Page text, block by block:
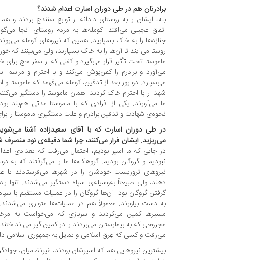
برادرتان هم در طی دوران اسارت اعدام شدند؟
بله، ایشان را به روستای دادانه از توابع سنندج بردند و
اتفاق عجیبی می‌افتد. کومله‌ها به مردم روستای آنجا
جنازه‌ها را به خاک بسپارید. همین که نیروهای کومله
روستا می‌آیند تا آن‌ها را به خاک بسپارند، ولی می‌بینند که
ماموستا تحت تأثیر قرار می‌گیرد و کفنی که از سفر حج
می‌آورد و برادرم را کفن‌پوش می‌کند و با احترام و مراسم
می‌سپارد. دو روز بعد از تدفین، کومله می‌فهمد که ماموستا و
شهدا را با احترام خاک کردند. همان ماموستا را دستگیر
ما می‌آورند. یکی از افرادی که با ماموستا مدتی هم‌بند
نحوه‌ی شهادت و تدفین برادرم و علت دستگیری ماموستا را
در طی دوران اسارت که با آقای سعیدزاده آشنا
می‌ریزید. ایشان فرار می‌کنند، چرا شما دقیقه‌ی نود
در جایی که ما اسیر بودیم، احتمال می‌رفت که تعدادی
نبودیم و گروگان بودیم. گروهک‌ها ما را می‌گرفتند که به
نیروهای تروریست خودشان را در شهرها می‌فرستادند تا
دهند، ولی طبیعتاً به‌وسیله‌ی سپاه دستگیر می‌شدند. تنها
گرفتن گروگان بود. آن‌ها گروگان‌ را در عملیات مستقیم با
به دست بیاورند. معمولاً هم در عملیات‌ها متواری می‌شدند.
مسیرها کمین می‌‌کردند و سربازی که می‌خواست به
مجروحی که به بیمارستان می‌بردند را در کمین گیر
می‌رفت و کسی که عِرق اسلامی و تمایل به جمهوری اسلامی
بیشترین نیروهایی هم که اسیرشان بودند، غیرنظامیان،